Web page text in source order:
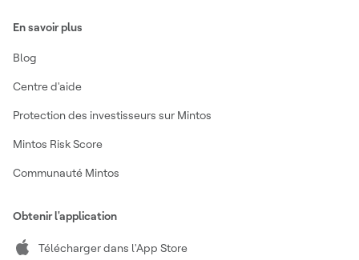
En savoir plus
Blog
Centre d'aide
Protection des investisseurs sur Mintos
Mintos Risk Score
Communauté Mintos
Obtenir l'application
Télécharger dans l'App Store